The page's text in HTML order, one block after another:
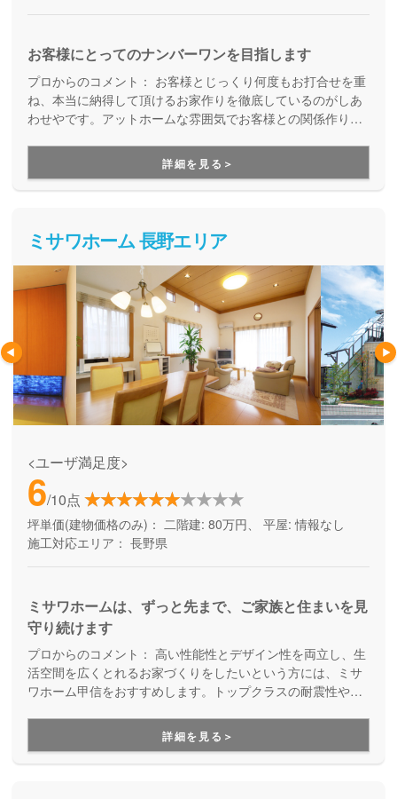
お客様にとってのナンバーワンを目指します
プロからのコメント： お客様とじっくり何度もお打合せを重
ね、本当に納得して頂けるお家作りを徹底しているのがしあ
わせやです。アットホームな雰囲気でお客様との関係作りを
お客様がその後に社員として入社してくれることもあるそう
です。明治43年の創業から続く材木屋としての視点から材料
にこだわりを持ち、その材料を最大限に活かす技術を持ちな
つしあわせやは、お家作りにおいていろいろな意味での「安
心感」を与えてくれる会社です。
詳細を見る＞
ミサワホーム 長野エリア
<ユーザ満足度>
6/10点
坪単価(建物価格のみ)： 二階建: 80万円、 平屋: 情報なし
施工対応エリア： 長野県
ミサワホームは、ずっと先まで、ご家族と住まいを見
守り続けます
プロからのコメント： 高い性能性とデザイン性を両立し、生
活空間を広くとれるお家づくりをしたいという方には、ミサ
ワホーム甲信をおすすめします。トップクラスの耐震性や断
フォローも充実しています。さらには、多くの土地情報を持
っており、長野県内の住宅メーカーの中でも特に土地情報に
強いので、土地からお探しのお客様も安心してお任せ出来ま
詳細を見る＞